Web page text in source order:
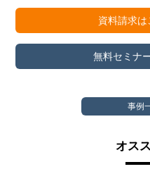
資料請求は
無料セミナ
事例
オス